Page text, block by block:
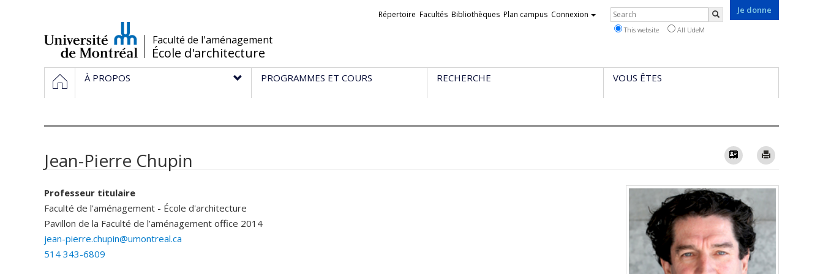
/Faculté de l'aménagement
École d'architecture
Je donne
Liens
Répertoire Facultés Bibliothèques Plan campus Connexion Rechercher
This website All UdeM
Navigation
principale
HOMEÀ PROPOS PROGRAMMES ET COURS RECHERCHE VOUS ÊTES
Jean-Pierre Chupin Vcard
Professeur titulaire
Faculté de l'aménagement - École d'architecture
Pavillon de la Faculté de l’aménagement office 2014
jean-pierre.chupin@umontreal.ca
514 343-6809